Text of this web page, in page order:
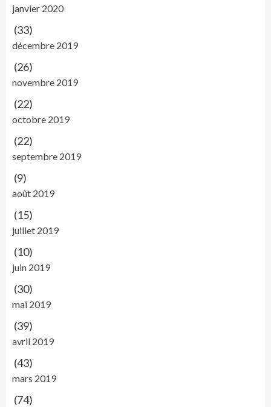
janvier 2020
(33)
décembre 2019
(26)
novembre 2019
(22)
octobre 2019
(22)
septembre 2019
(9)
août 2019
(15)
juillet 2019
(10)
juin 2019
(30)
mai 2019
(39)
avril 2019
(43)
mars 2019
(74)